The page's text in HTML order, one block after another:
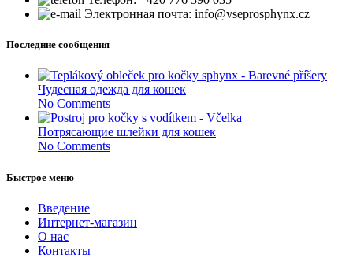
Электронная почта: info@vseprosphynx.cz
Последние сообщения
Чудесная одежда для кошек
No Comments
Потрясающие шлейки для кошек
No Comments
Быстрое меню
Введение
Интернет-магазин
О нас
Контакты